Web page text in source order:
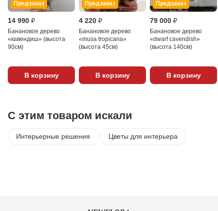
Предзаказ
14 990 ₽
Банановое дерево
«кавендиш» (высота
90см)
В корзину
Предзаказ
4 220 ₽
Банановое дерево
«musa tropicana»
(высота 45см)
В корзину
Предзаказ
79 000 ₽
Банановое дерево
«dwarf cavendish»
(высота 140см)
В корзину
С этим товаром искали
Интерьерные решения Цветы для интерьера